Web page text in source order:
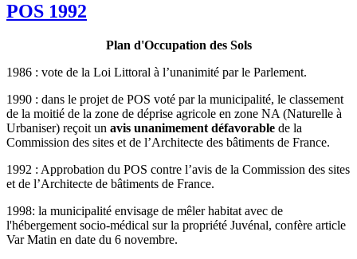
POS 1992
Plan d'Occupation des Sols
1986 : vote de la Loi Littoral à l’unanimité par le Parlement.
1990 : dans le projet de POS voté par la municipalité, le classement
de la moitié de la zone de déprise agricole en zone NA (Naturelle à
Urbaniser) reçoit un avis unanimement défavorable de la
Commission des sites et de l’Architecte des bâtiments de France.
1992 : Approbation du POS contre l’avis de la Commission des sites
et de l’Architecte de bâtiments de France.
1998: la municipalité envisage de mêler habitat avec de
l'hébergement socio-médical sur la propriété Juvénal, confère article
Var Matin en date du 6 novembre.